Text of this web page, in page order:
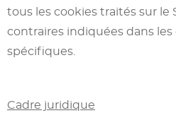
tous les cookies traités sur le
contraires indiquées dans
spécifiques.
Cadre juridique